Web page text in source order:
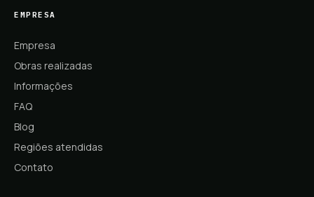
EMPRESA
Empresa
Obras realizadas
Informações
FAQ
Blog
Regiões atendidas
Contato